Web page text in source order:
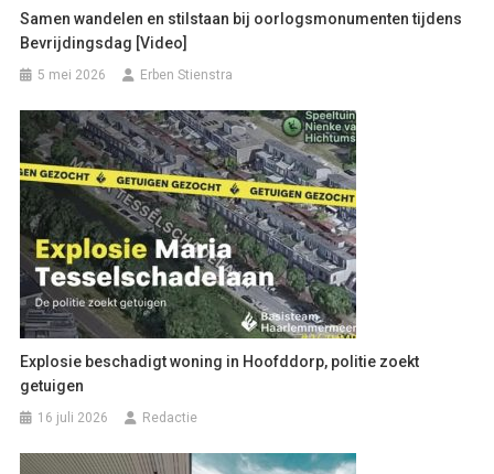
Samen wandelen en stilstaan bij oorlogsmonumenten tijdens
Bevrijdingsdag [Video]
5 mei 2026 Erben Stienstra
Explosie beschadigt woning in Hoofddorp, politie zoekt
getuigen
16 juli 2026 Redactie